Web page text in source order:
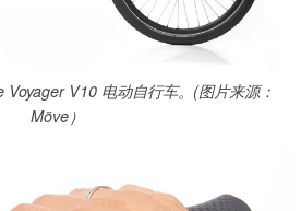
V10 电动自行车。(图片来源：
Möve）